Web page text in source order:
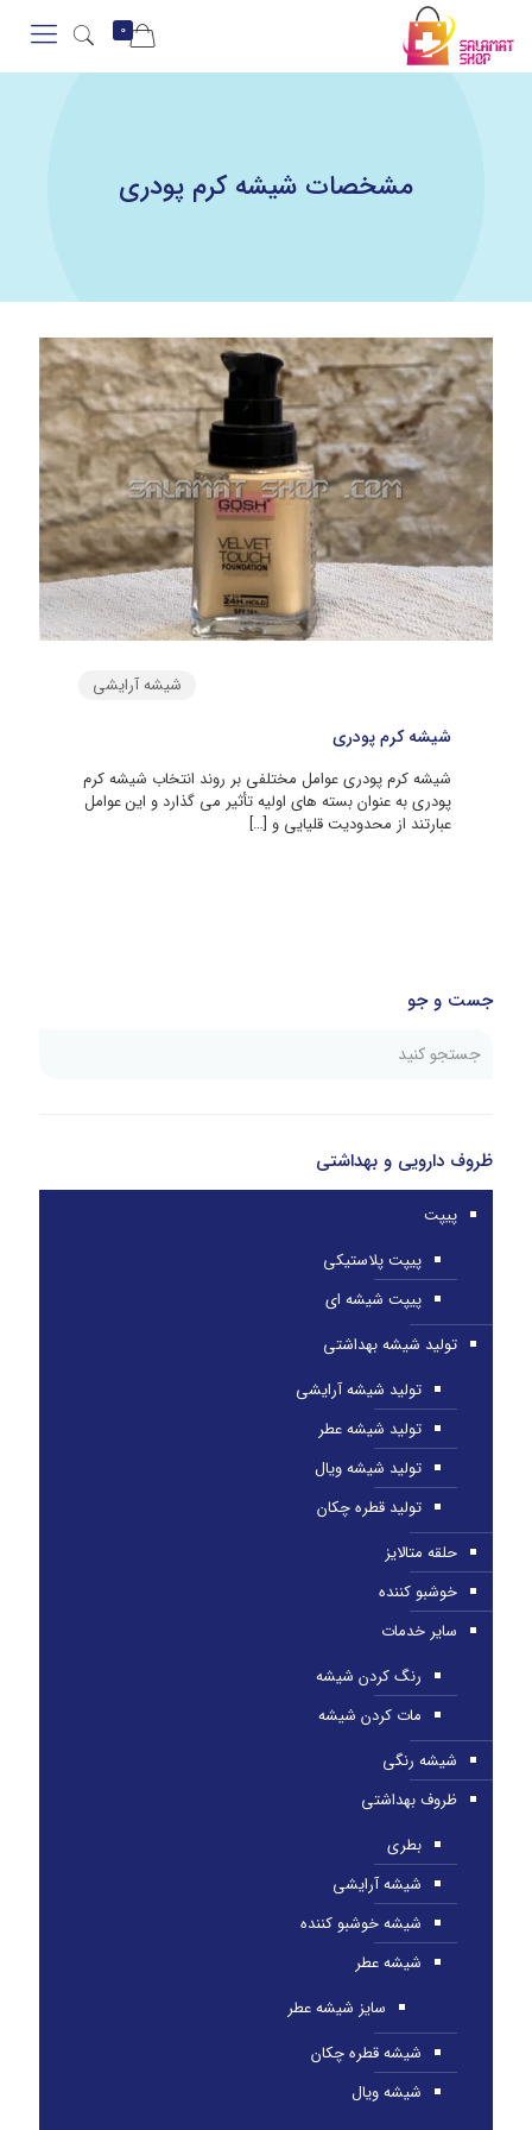
0
مشخصات شیشه کرم پودری
شیشه آرایشی
شیشه کرم پودری
شیشه کرم پودری عوامل مختلفی بر روند انتخاب شیشه کرم
پودری به عنوان بسته های اولیه تأثیر می گذارد و این عوامل
عبارتند از محدودیت قلیایی و […]
جست و جو
ظروف دارویی و بهداشتی
پیپت
پیپت پلاستیکی
پیپت شیشه ای
تولید شیشه بهداشتی
تولید شیشه آرایشی
تولید شیشه عطر
تولید شیشه ویال
تولید قطره چکان
حلقه متالایز
خوشبو کننده
سایر خدمات
رنگ کردن شیشه
مات کردن شیشه
شیشه رنگی
ظروف بهداشتی
بطری
شیشه آرایشی
شیشه خوشبو کننده
شیشه عطر
سایز شیشه عطر
شیشه قطره چکان
شیشه ویال